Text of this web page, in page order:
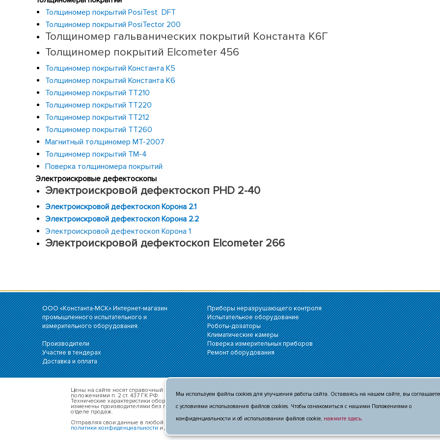
Толщиномер покрытий PosiTest DFT
Толщиномер покрытий PosiTector 200
Толщиномер гальванических покрытий Константа К6Г
Толщиномер покрытий Elcometer 456
Толщиномер покрытий Константа К5
Толщиномер покрытий Константа К6
Толщиномер покрытий TT210
Толщиномер покрытий TT220
Толщиномер покрытий TT212
Толщиномер покрытий TT260
Магнитный толщиномер МТ-2007
Толщиномер покрытий ТМ-4
Поверка толщиномера покрытий
Электроискровые дефектоскопы
Электроискровой дефектоскоп PHD 2-40
Электроискровой дефектоскоп Корона 2.1
Электроискровой дефектоскоп Корона 2.2
Электроискровой дефектоскоп Корона 1
Электроискровой дефектоскоп Elcometer 266
ООО «Константа-МСК» Интернет-магазин
промышленного испытательного и
измерительного оборудования.
Производители
Участие в тендерах
Доставка и оплата
Приборы неразрушающего контроля
Испытательное оборудование
Роботы-дозаторы
Климатические камеры
Поверка измерительных приборов
Ремонт оборудования
Цены на сайте носят справочный характер и не являются публичной офертой, определяемой
положениями п. 2 ст. 437 ГК РФ.
Технические характеристики оборудования, внешний вид и комплект поставки оборудования могут быть
изменены производителями без предварительного уведомления. Уточняте актуальную информацию в
отделе продаж.
Отправляя свои данные в любой форме обратной связи на сайте c-msk.ru Вы принимаете условия
политики конфиденциальности и даёте
Мы используем файлы cookies для улучшения работы сайта. Оставаясь на нашем сайте, вы
с условиями использования файлов cookies. Чтобы ознакомиться с нашими Положениями о
конфиденциальности и об использовании файлов cookie, нажмите здесь.